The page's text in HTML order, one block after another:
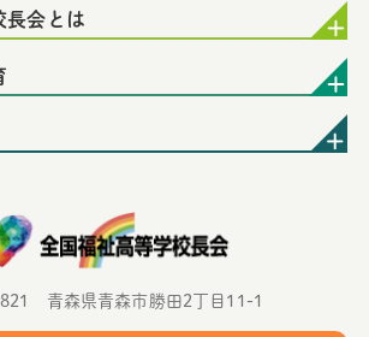
長会とは
青森県青森市勝田2丁目11-1